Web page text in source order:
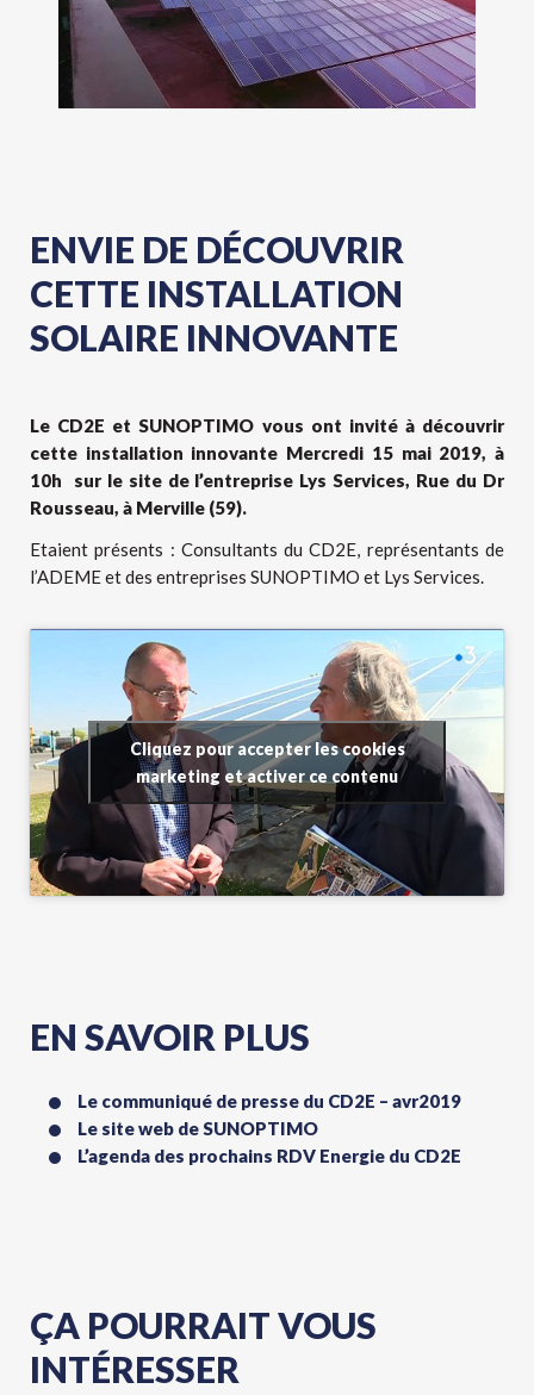
ENVIE DE DÉCOUVRIR
CETTE INSTALLATION
SOLAIRE INNOVANTE
Le CD2E et SUNOPTIMO vous ont invité à découvrir
cette installation innovante Mercredi 15 mai 2019, à
10h sur le site de l’entreprise Lys Services, Rue du Dr
Rousseau, à Merville (59).
Etaient présents : Consultants du CD2E, représentants de
l’ADEME et des entreprises SUNOPTIMO et Lys Services.
Cliquez pour accepter les cookies
marketing et activer ce contenu
EN SAVOIR PLUS
Le communiqué de presse du CD2E – avr2019
Le site web de SUNOPTIMO
L’agenda des prochains RDV Energie du CD2E
ÇA POURRAIT VOUS
INTÉRESSER